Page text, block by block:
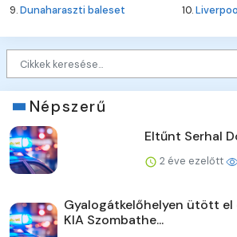
9.Dunaharaszti baleset 10.
Népszerű
Eltűnt Serhal
2 éve ezelőtt
Gyalogátkelőhelyen ütött
KIA Szombathe...